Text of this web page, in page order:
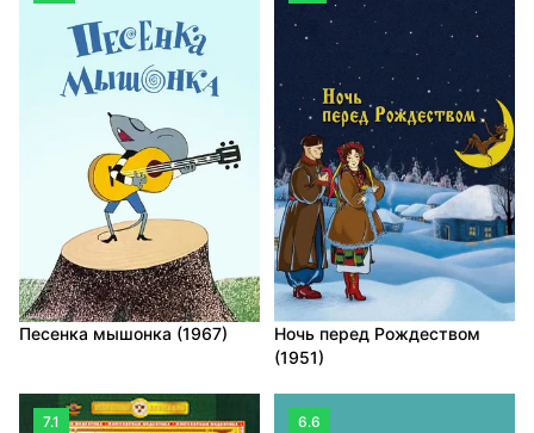
Песенка мышонка (1967)
Ночь перед Рождеством
(1951)
7.1 6.6